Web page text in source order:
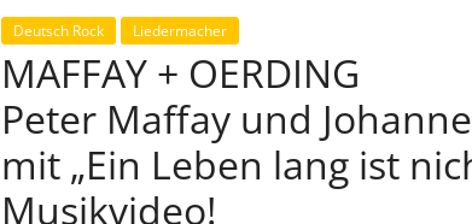
Deutsch Rock Liedermacher
MAFFAY + OERDING
Peter Maffay und
mit „Ein Leben lang ist
Musikvideo!